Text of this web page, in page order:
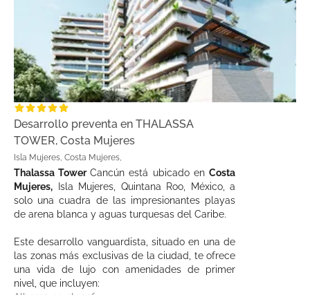
Desarrollo preventa en THALASSA
TOWER, Costa Mujeres
Isla Mujeres, Costa Mujeres,
Thalassa Tower Cancún está ubicado en Costa
Mujeres, Isla Mujeres, Quintana Roo, México, a
solo una cuadra de las impresionantes playas
de arena blanca y aguas turquesas del Caribe.
Este desarrollo vanguardista, situado en una de
las zonas más exclusivas de la ciudad, te ofrece
una vida de lujo con amenidades de primer
nivel, que incluyen: